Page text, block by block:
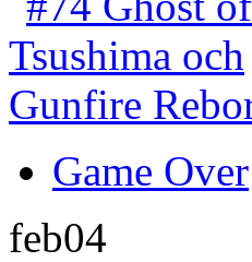
Game Over
feb04